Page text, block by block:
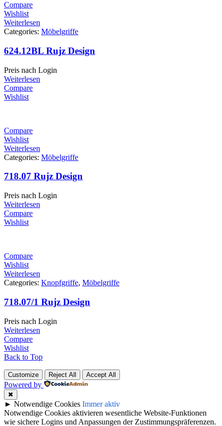
Compare
Wishlist
Weiterlesen
Categories: Möbelgriffe
624.12BL Rujz Design
Preis nach Login
Weiterlesen
Compare
Wishlist
Compare
Wishlist
Weiterlesen
Categories: Möbelgriffe
718.07 Rujz Design
Preis nach Login
Weiterlesen
Compare
Wishlist
Compare
Wishlist
Weiterlesen
Categories: Knopfgriffe, Möbelgriffe
718.07/1 Rujz Design
Preis nach Login
Weiterlesen
Compare
Wishlist
Back to Top
Customize Reject All Accept All
Powered by
✖
► Notwendige Cookies Immer aktiv
Notwendige Cookies aktivieren wesentliche Website-Funktionen
wie sichere Logins und Anpassungen der Zustimmungspräferenzen.